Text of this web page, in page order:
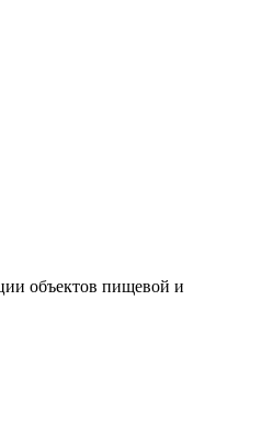
объектов пищевой и